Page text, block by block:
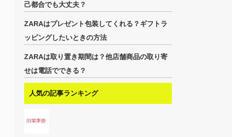
己都合でも大丈夫？
ZARAはプレゼント包装してくれる？ギフトラ
ッピングしたいときの方法
ZARAは取り置き期間は？他店舗商品の取り寄
せは電話でできる？
人気の記事ランキング